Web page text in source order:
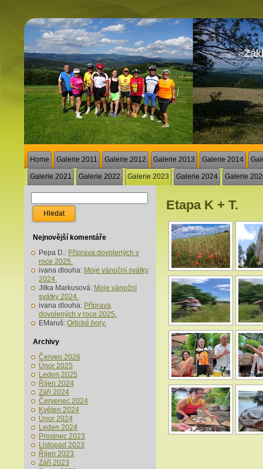
Home Galerie 2011 Galerie 2012 Galerie 2013 Galerie 2014
Galerie 2021 Galerie 2022 Galerie 2023 Galerie 2024 Galerie
Nejnovější komentáře
Pepa D.: Příprava dovolených v
roce 2025.
ivana dlouha: Moje vánoční svátky
2024.
Jitka Markusová: Moje vánoční
svátky 2024.
ivana dlouha: Příprava
dovolených v roce 2025.
EMaruš: Orlické hory.
Archivy
Červen 2026
Únor 2025
Leden 2025
Říjen 2024
Září 2024
Červenec 2024
Květen 2024
Únor 2024
Leden 2024
Prosinec 2023
Listopad 2023
Říjen 2023
Září 2023
Etapa K + T.